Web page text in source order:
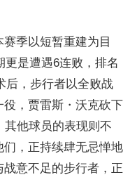
季以短暂重建为目
更是遭遇6连败，排名
后，步行者以全败战
，贾雷斯・沃克砍下
其他球员的表现则不
，正持续肆无忌惮地
意不足的步行者，正